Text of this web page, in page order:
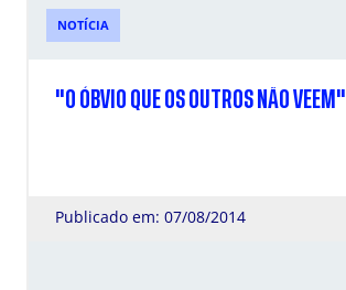
NOTÍCIA
"O ÓBVIO QUE OS OUTROS NÃO VEEM"
Publicado em: 07/08/2014